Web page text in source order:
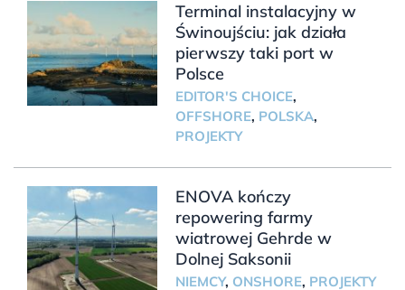
Terminal instalacyjny w
Świnoujściu: jak działa
pierwszy taki port w
Polsce
EDITOR'S CHOICE,
OFFSHORE, POLSKA,
PROJEKTY
ENOVA kończy
repowering farmy
wiatrowej Gehrde w
Dolnej Saksonii
NIEMCY, ONSHORE, PROJEKTY